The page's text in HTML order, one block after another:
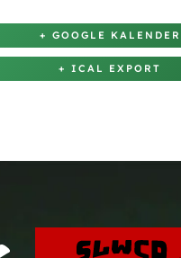
+ GOOGLE KALENDER
+ ICAL EXPORT